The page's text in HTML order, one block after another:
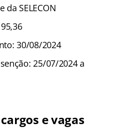
da SELECON
30/08/2024
25/07/2024 a
e vagas